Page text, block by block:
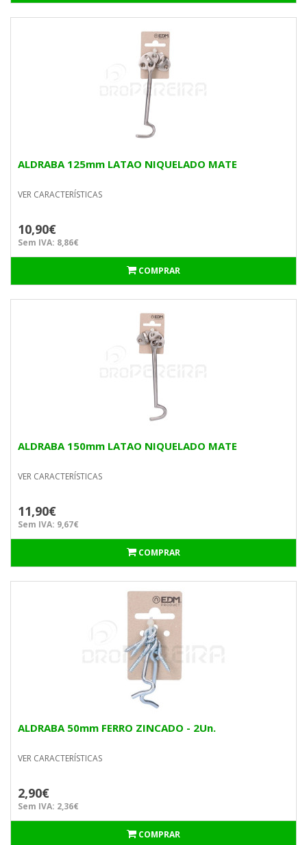
ALDRABA 125mm LATAO NIQUELADO MATE
VER CARACTERÍSTICAS
10,90€
Sem IVA: 8,86€
COMPRAR
ALDRABA 150mm LATAO NIQUELADO MATE
VER CARACTERÍSTICAS
11,90€
Sem IVA: 9,67€
COMPRAR
ALDRABA 50mm FERRO ZINCADO - 2Un.
VER CARACTERÍSTICAS
2,90€
Sem IVA: 2,36€
COMPRAR